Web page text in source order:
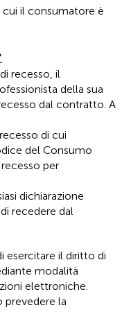
il consumatore è
recesso, il
della sua
dal contratto. A
di cui
del Consumo
per
dichiarazione
recedere dal
esercitare il diritto di
modalità
elettroniche.
prevedere la